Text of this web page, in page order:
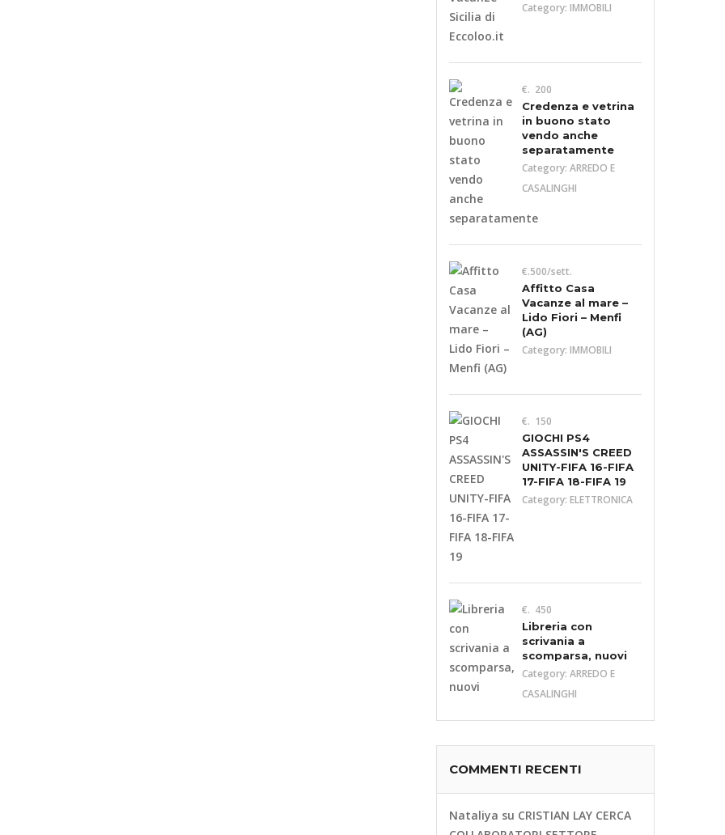
Category: IMMOBILI
€. 200
Credenza e vetrina
in buono stato
vendo anche
separatamente
Category: ARREDO E
CASALINGHI
€.500/sett.
Affitto Casa
Vacanze al mare –
Lido Fiori – Menfi
(AG)
Category: IMMOBILI
€. 150
GIOCHI PS4
ASSASSIN'S CREED
UNITY-FIFA 16-FIFA
17-FIFA 18-FIFA 19
Category: ELETTRONICA
€. 450
Libreria con
scrivania a
scomparsa, nuovi
Category: ARREDO E
CASALINGHI
COMMENTI RECENTI
Nataliya su CRISTIAN LAY CERCA